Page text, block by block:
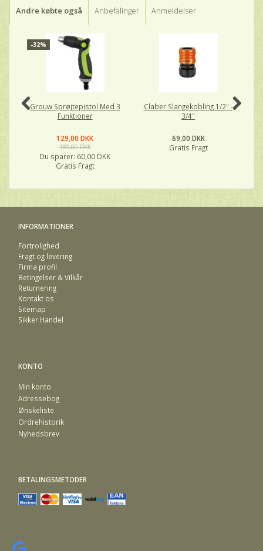
Andre købte også Anbefalinger Anmeldelser
-32%
Grouw Sprøjtepistol Med 3
Funktioner
129,00 DKK
189,00 DKK
Du sparer: 60,00 DKK
Gratis Fragt
Claber Slangekobling 1/2" -
3/4"
69,00 DKK
Gratis Fragt
INFORMATIONER
Fortrolighed
Fragt og levering
Firma profil
Betingelser & Vilkår
Returnering
Kontakt os
Sitemap
Sikker Handel
KONTO
Min konto
Adressebog
Ønskeliste
Ordrehistorik
Nyhedsbrev
BETALINGSMETODER